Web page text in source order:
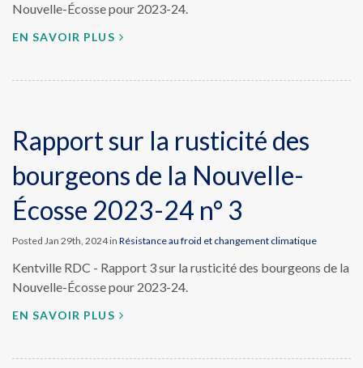
Nouvelle-Écosse pour 2023-24.
EN SAVOIR PLUS
Rapport sur la rusticité des
bourgeons de la Nouvelle-
Écosse 2023-24 n° 3
Posted Jan 29th, 2024 in Résistance au froid et changement climatique
Kentville RDC - Rapport 3 sur la rusticité des bourgeons de la
Nouvelle-Écosse pour 2023-24.
EN SAVOIR PLUS